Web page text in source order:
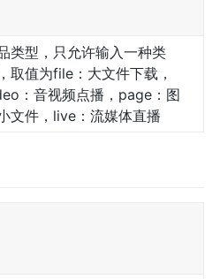
类型，只允许输入一种类
取值为file：大文件下载，
：音视频点播，page：图
文件，live：流媒体直播